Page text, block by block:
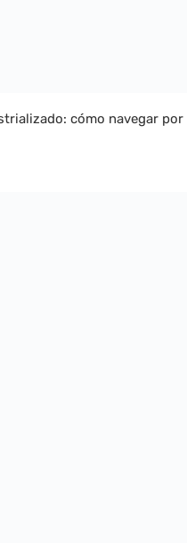
cómo navegar por